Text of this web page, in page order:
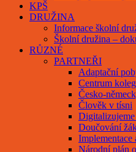
KPŠ
DRUŽINA
Informace školní
Školní družina –
RŮZNÉ
PARTNEŘI
Adaptační
Centrum
Česko-
Člověk v tísni
Doučování
Implementace
Národní plán